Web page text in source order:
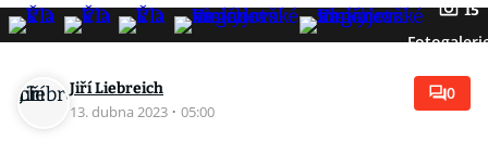
15
Jiří Liebreich
13. dubna 2023 · 05:00
0